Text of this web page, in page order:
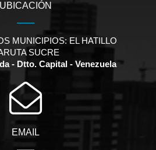
UBICACIÓN
MUNICIPIOS: EL HATILLO
SUCRE
- Dtto. Capital - Venezuela
EMAIL